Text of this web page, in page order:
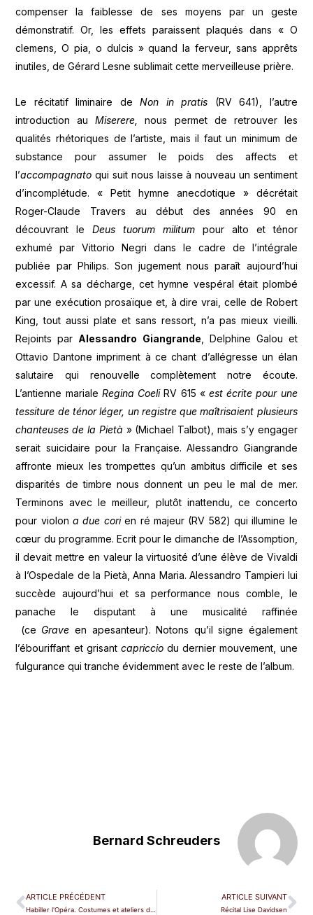
compenser la faiblesse de ses moyens par un geste
démonstratif. Or, les effets paraissent plaqués dans « O
clemens, O pia, o dulcis » quand la ferveur, sans apprêts
inutiles, de Gérard Lesne sublimait cette merveilleuse prière.
Le récitatif liminaire deNon in pratis (RV 641), l’autre
introduction auMiserere,nous permet de retrouver les
qualités rhétoriques de l’artiste, mais il faut un minimum de
substance pour assumer le poids des affects et
l’accompagnatoqui suit nous laisse à nouveau un sentiment
d’incomplétude. « Petit hymne anecdotique » décrétait
Roger-Claude Travers au début des années 90 en
découvrant leDeus tuorum militum pour alto et ténor
exhumé par Vittorio Negri dans le cadre de l’intégrale
publiée par Philips. Son jugement nous paraît aujourd’hui
excessif. A sa décharge, cet hymne vespéral était plombé
par une exécution prosaïque et, à dire vrai, celle de Robert
King, tout aussi plate et sans ressort, n’a pas mieux vieilli.
Rejoints par Alessandro Giangrande , Delphine Galou et
Ottavio Dantone impriment à ce chant d’allégresse un élan
salutaire qui renouvelle complètement notre écoute.
L’antienne mariale Regina CoeliRV 615 « est écrite pour une
tessiture de ténor léger, un registre que maîtrisaient plusieurs
chanteuses de la Pietà » (Michael Talbot), mais s’y engager
serait suicidaire pour la Française. Alessandro Giangrande
affronte mieux les trompettes qu’un ambitus difficile et ses
disparités de timbre nous donnent un peu le mal de mer.
Terminons avec le meilleur, plutôt inattendu, ce concerto
pour violona due corien ré majeur (RV 582) qui illumine le
cœur du programme. Ecrit pour le dimanche de l’Assomption,
il devait mettre en valeur la virtuosité d’une élève de Vivaldi
à l’Ospedale de la Pietà, Anna Maria. Alessandro Tampieri lui
succède aujourd’hui et sa performance nous comble, le
panache le disputant à une musicalité raffinée
(ce Grave en apesanteur). Notons qu’il signe également
l’ébouriffant et grisant capricciodu dernier mouvement, une
fulgurance qui tranche évidemment avec le reste de l’album.
Bernard Schreuders
ARTICLE PRÉCÉDENT ARTICLE SUIVANT
Récital Lise Davidsen